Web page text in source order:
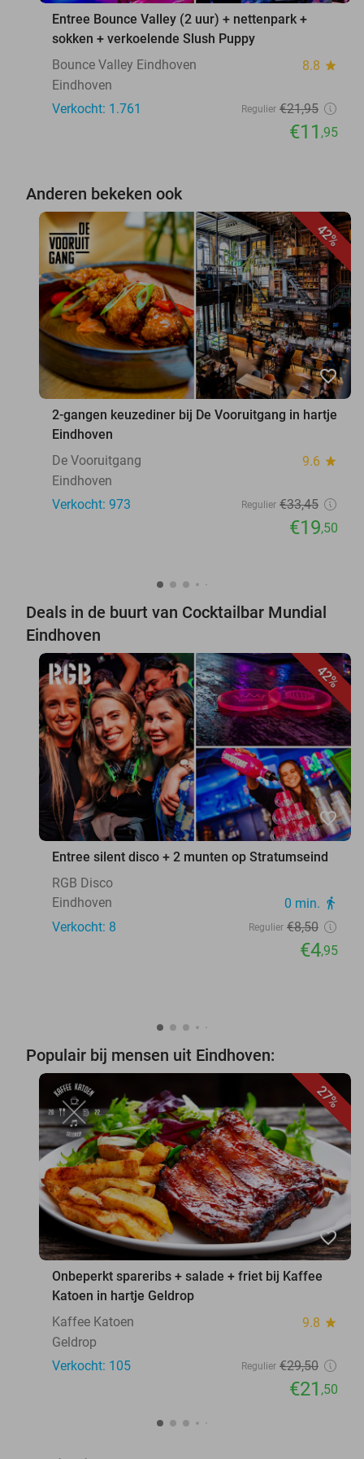
Entree Bounce Valley (2 uur) + nettenpark +
sokken + verkoelende Slush Puppy
Bounce Valley Eindhoven
8.8 star
Eindhoven
Verkocht: 1.761
Regulier €21,95
€11 ,95
Anderen bekeken ook
42%
favorite_border
2-gangen keuzediner bij De Vooruitgang in hartje
Eindhoven
De Vooruitgang
9.6 star
Eindhoven
Verkocht: 973
Regulier €33,45
€19,50
Deals in de buurt van Cocktailbar Mundial
Eindhoven
42%
favorite_border
Entree silent disco + 2 munten op Stratumseind
RGB Disco
Eindhoven
0 min. directions_walk
Verkocht: 8 Regulier €8,50
€4,95
Populair bij mensen uit Eindhoven:
27%
favorite_border
Onbeperkt spareribs + salade + friet bij Kaffee
Katoen in hartje Geldrop
Kaffee Katoen
9.8 star
Geldrop
Verkocht: 105
Regulier €29,50
€21 ,50